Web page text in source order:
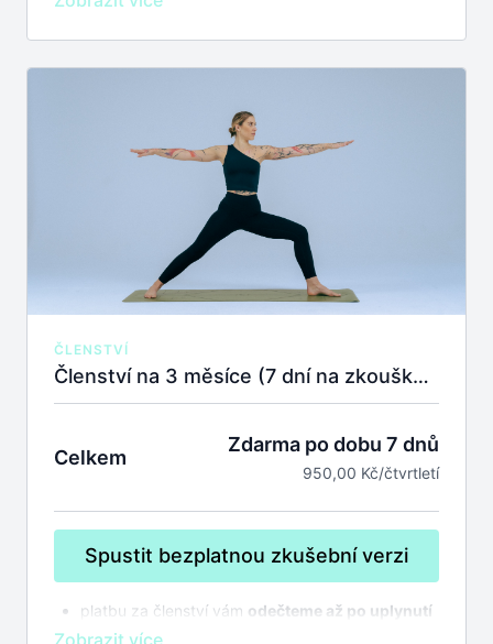
členství se automaticky prodlužuje,zrušit
ČLENSTVÍ
Členství na 3 měsíce (7 dní na zkoušku zdarma)
Celkem
Zdarma po dobu 7 dnů
950,00 Kč/čtvrtletí
Spustit bezplatnou zkušební verzi
platbu za členství vám odečteme až po uplynutí
7 dnů na zkoušku